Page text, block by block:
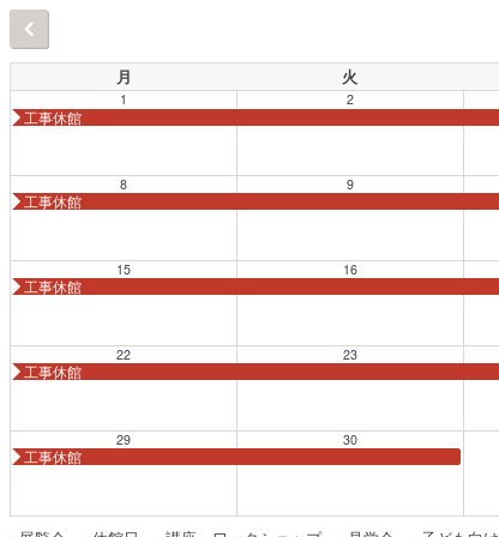
月 火
1
工事休館
2
8
工事休館
9
15
工事休館
16
22
工事休館
23
29
工事休館
30